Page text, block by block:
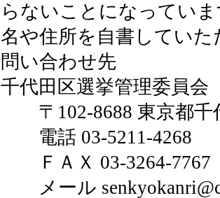
らないことになってい
名や住所を自書してい
問い合わせ先
千代田区選挙管理委員会
〒102-8688 東京都千
電話 03-5211-4268
ＦＡＸ 03-3264-7767
メール